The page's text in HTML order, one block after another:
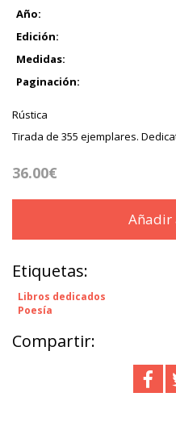
Año:
Edición:
Medidas:
Paginación:
Rústica
Tirada de 355 ejemplares.
36.00€
Añadir
Etiquetas:
Libros dedicados
Poesía
Compartir: